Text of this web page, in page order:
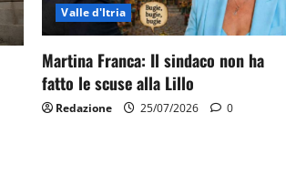
Valle d'Itria
Martina Franca: Il sindaco non ha
fatto le scuse alla Lillo
Redazione 25/07/2026 0